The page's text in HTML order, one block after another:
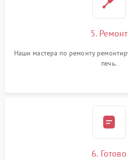
5. Ремонт
Наши мастера по ремонту
печь.
6. Готово